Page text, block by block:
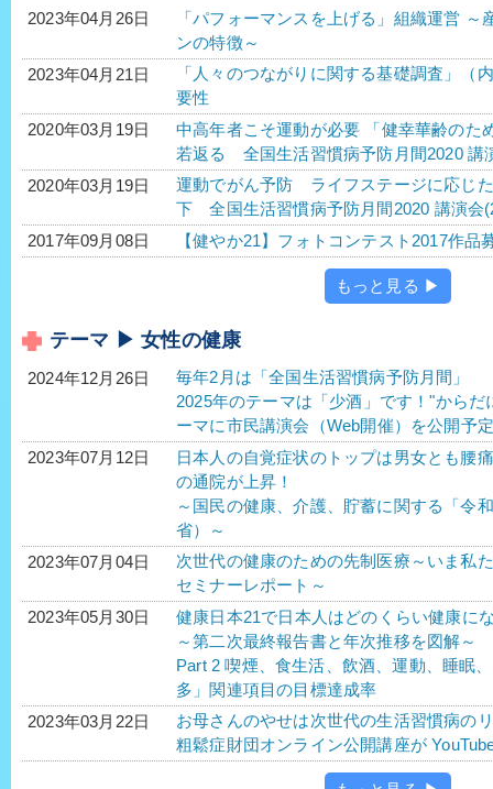
2023年04月26日
「パフォーマンスを上げる」組織運営
ンの特徴～
2023年04月21日
「人々のつながりに関する基礎調査」（
要性
2020年03月19日
中高年者こそ運動が必要 「健幸華齢のた
若返る 全国生活習慣病予防月間2020 講
2020年03月19日
運動でがん予防 ライフステージに応じ
下 全国生活習慣病予防月間2020 講演会
2017年09月08日
【健やか21】フォトコンテスト2017作品
もっと見る ▶
テーマ ▶ 女性の健康
2024年12月26日
毎年2月は「全国生活習慣病予防月間」
2025年のテーマは「少酒」です！"から
ーマに市民講演会（Web開催）を公開予定
2023年07月12日
日本人の自覚症状のトップは男女とも腰
の通院が上昇！
～国民の健康、介護、貯蓄に関する「令
省）～
2023年07月04日
次世代の健康のための先制医療～いま私
セミナーレポート～
2023年05月30日
健康日本21で日本人はどのくらい健康に
～第二次最終報告書と年次推移を図解～
Part 2 喫煙、食生活、飲酒、運動、睡眠
多」関連項目の目標達成率
2023年03月22日
お母さんのやせは次世代の生活習慣病の
粗鬆症財団オンライン公開講座が